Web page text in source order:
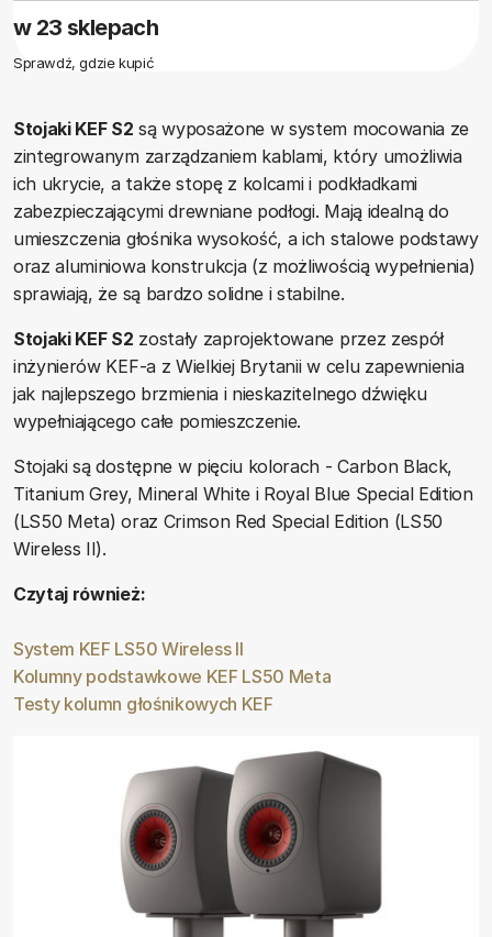
w 23 sklepach
Sprawdź, gdzie kupić
Stojaki KEF S2 są wyposażone w system mocowania ze
zintegrowanym zarządzaniem kablami, który umożliwia
ich ukrycie, a także stopę z kolcami i podkładkami
zabezpieczającymi drewniane podłogi. Mają idealną do
umieszczenia głośnika wysokość, a ich stalowe podstawy
oraz aluminiowa konstrukcja (z możliwością wypełnienia)
sprawiają, że są bardzo solidne i stabilne.
Stojaki KEF S2 zostały zaprojektowane przez zespół
inżynierów KEF-a z Wielkiej Brytanii w celu zapewnienia
jak najlepszego brzmienia i nieskazitelnego dźwięku
wypełniającego całe pomieszczenie.
Stojaki są dostępne w pięciu kolorach - Carbon Black,
Titanium Grey, Mineral White i Royal Blue Special Edition
(LS50 Meta) oraz Crimson Red Special Edition (LS50
Wireless II).
Czytaj również:
System KEF LS50 Wireless II
Kolumny podstawkowe KEF LS50 Meta
Testy kolumn głośnikowych KEF